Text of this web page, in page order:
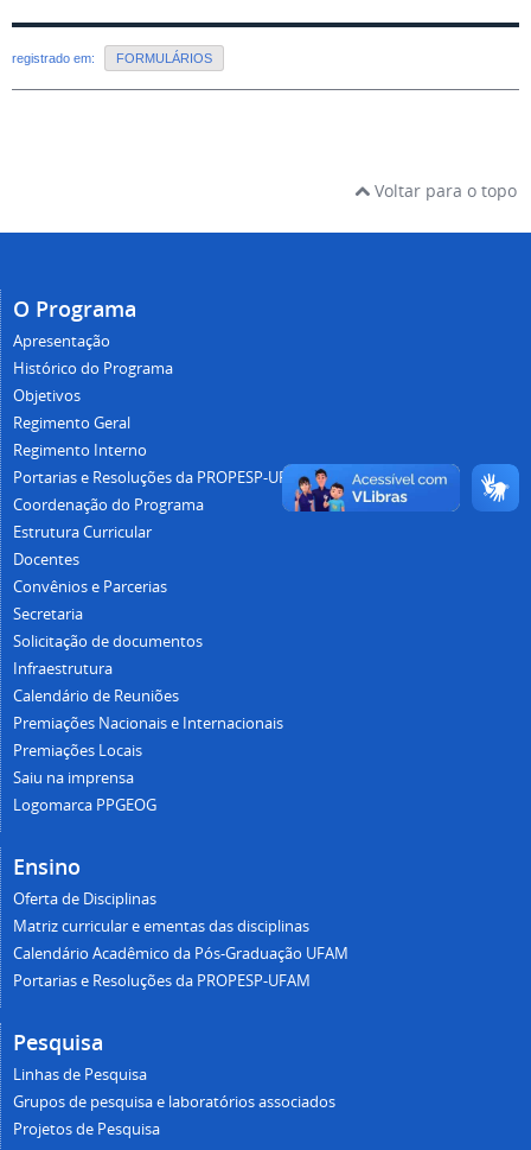
registrado em: FORMULÁRIOS
Voltar para o topo
O Programa
Apresentação
Histórico do Programa
Objetivos
Regimento Geral
Regimento Interno
Portarias e Resoluções da PROPESP-UFAM
Coordenação do Programa
Estrutura Curricular
Docentes
Convênios e Parcerias
Secretaria
Solicitação de documentos
Infraestrutura
Calendário de Reuniões
Premiações Nacionais e Internacionais
Premiações Locais
Saiu na imprensa
Logomarca PPGEOG
Ensino
Oferta de Disciplinas
Matriz curricular e ementas das disciplinas
Calendário Acadêmico da Pós-Graduação UFAM
Portarias e Resoluções da PROPESP-UFAM
Pesquisa
Linhas de Pesquisa
Grupos de pesquisa e laboratórios associados
Projetos de Pesquisa